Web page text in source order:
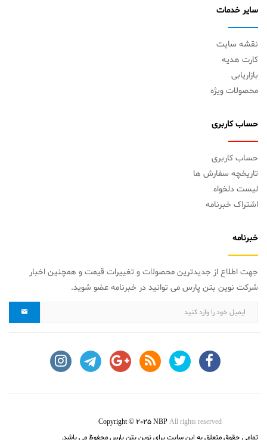
سایر خدمات
نقشه سایت
کارت هدیه
بازاریابی
محصولات ویژه
حساب کاربری
حساب کاربری
تاریخچه سفارش ها
لیست دلخواه
اشتراک خبرنامه
خبرنامه
جهت اطلاع از جدیدترین محصولات و تغییرات قیمت و همچنین اخبار
شرکت نوین بتن پارس می توانید در خبرنامه عضو شوید.
Copyright © 2025 NBPAll rights reserved